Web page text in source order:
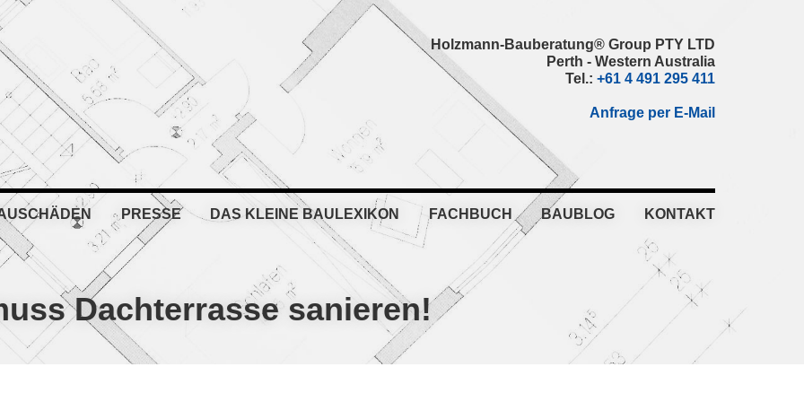
Holzmann-Bauberatung® Group PTY LTD
Perth - Western Australia
Tel.: +61 4 491 295 411
Anfrage per E-Mail
PRESSE DAS KLEINE BAULEXIKON FACHBUCH BAUBLOG KONTAKT
Dachterrasse sanieren!